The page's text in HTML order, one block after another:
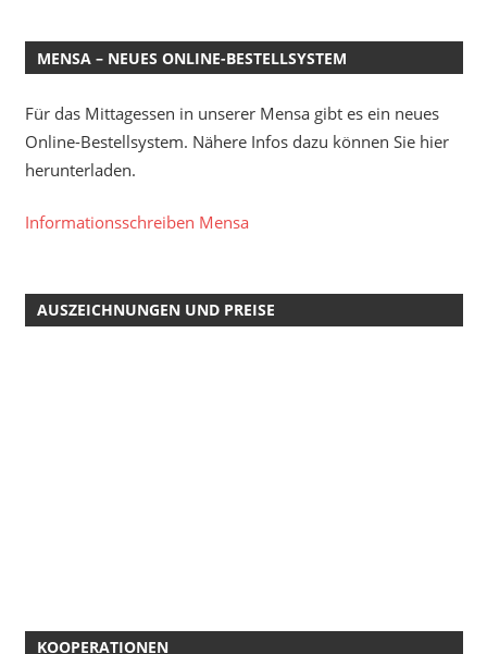
MENSA – NEUES ONLINE-BESTELLSYSTEM
Für das Mittagessen in unserer Mensa gibt es ein neues
Online-Bestellsystem. Nähere Infos dazu können Sie hier
herunterladen.
Informationsschreiben Mensa
AUSZEICHNUNGEN UND PREISE
KOOPERATIONEN